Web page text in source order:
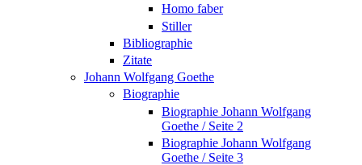
Homo faber
Stiller
Bibliographie
Zitate
Johann Wolfgang Goethe
Biographie
Biographie Johann Wolfgang
Goethe / Seite 2
Biographie Johann Wolfgang
Goethe / Seite 3